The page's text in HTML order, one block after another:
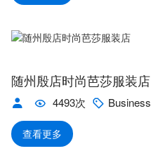
随州殷店时尚芭莎服装店
4493次 Business
查看更多